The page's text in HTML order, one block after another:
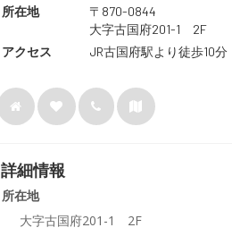
所在地
〒870-0844
大字古国府201-1 2F
アクセス
JR古国府駅より徒歩10分
詳細情報
所在地
大字古国府201-1 2F